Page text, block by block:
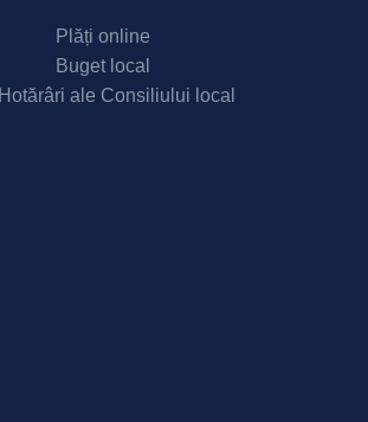
Plăți online
Buget local
Hotărâri ale Consiliului local